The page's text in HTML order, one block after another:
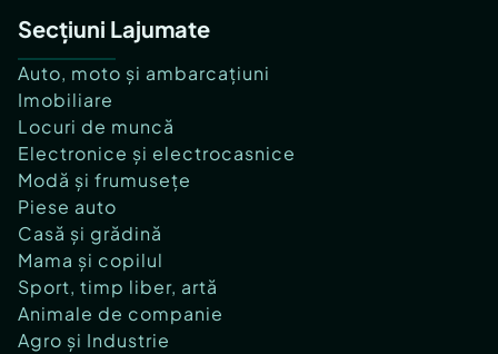
Secțiuni Lajumate
Auto, moto și ambarcațiuni
Imobiliare
Locuri de muncă
Electronice și electrocasnice
Modă și frumusețe
Piese auto
Casă și grădină
Mama și copilul
Sport, timp liber, artă
Animale de companie
Agro și Industrie